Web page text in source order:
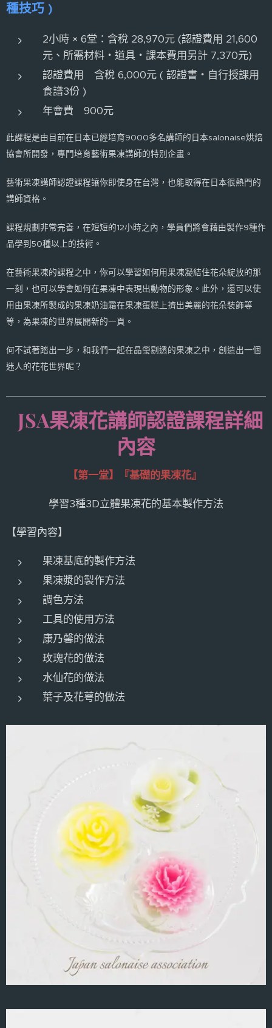
種技巧 )
2小時 × 6堂：含稅 28,970元 (認證費用 21,600
元、所需材料・道具・課本費用另計 7,370元)
認證費用 含稅 6,000元 ( 認證書・自行授課用
食譜3份 )
年會費 900元
此課程是由目前在日本已經培育9000多名講師的日本salonaise烘焙
協會所開發，專門培育藝術果凍講師的特別企畫。
藝術果凍講師認證課程讓你即使身在台灣，也能取得在日本很熱門的
講師資格。
課程規劃非常完善，在短短的12小時之內，學員們將會藉由製作9種作
品學到50種以上的技術。
在藝術果凍的課程之中，你可以學習如何用果凍凝結住花朵綻放的那
一刻，也可以學會如何在果凍中表現出動物的形象。此外，還可以使
用由果凍所製成的果凍奶油霜在果凍蛋糕上擠出美麗的花朵裝飾等
等，為果凍的世界展開新的一頁。
何不試著踏出一步，和我們一起在晶瑩剔透的果凍之中，創造出一個
迷人的花花世界呢？
JSA果凍花講師認證課程詳細
內容
【第一堂】 『基礎的果凍花』
學習3種3D立體果凍花的基本製作方法
【學習內容】
果凍基底的製作方法
果凍漿的製作方法
調色方法
工具的使用方法
康乃馨的做法
玫瑰花的做法
水仙花的做法
葉子及花萼的做法